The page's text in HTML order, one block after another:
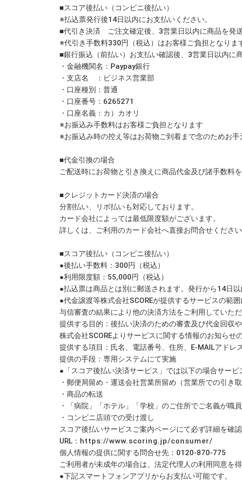
■スコア後払い（コンビニ後払い）
※払込票発行後14日以内にお支払いください。
■代引き決済 ご注文確定後、3営業日以内に商品を発送
※代引き手数料330円（税込）はお客様ご負担となりま
■銀行振込（前払い）お支払い確認後、3営業日以内に
・金融機関名：Paypay銀行
・支店名 ：ビジネス営業部
・口座種別：普通
・口座番号：6265271
・口座名義：カ）カオリ
※お振込み手数料はお客様ご負担となります
※お振込み時の控え等はお荷物ご到着まで念のためお手
■代金引換の場合
ご配送時にお荷物と引き換えに商品代金及び諸手数料
■クレジットカード決済の場合
分割払い、リボ払いも対応しております。
カード会社によっては最低限度額がございます。
詳しくは、ご利用のカード会社へ直接お問合せください
■スコア後払い（コンビニ後払い）
●後払い手数料：300円（税込）
●利用限度額：55,000円（税込）
●払込票は商品とは別に郵送されます。発行から14日以
●代金譲渡等株式会社SCOREが提供するサービスの範
与信審査の結果により他の決済方法をご利用していた
提供する目的：後払い決済のための審査及び代金回収
株式会社SCOREよりサービスに関する情報のお知らせ
提供する項目：氏名、電話番号、住所、E-MAILアドレ
提供の手段：専用システムにて実施
●「スコア後払い決済サービス」では以下の場合サー
・郵便局留め・運送会社営業所留め（営業所での引き取
・商品の転送
・「病院」「ホテル」「学校」のご住所でご名義が職
・コンビニ店頭での受け渡し
スコア後払いサービスご案内ページにて必ず詳細を確認
URL： https://www.scoring.jp/consumer/
個人情報の提供に関する問合せ先：0120-870-775
ご利用者が未成年の場合は、法定代理人の利用同意を得
●下記スマートフォンアプリからお支払い可能です。